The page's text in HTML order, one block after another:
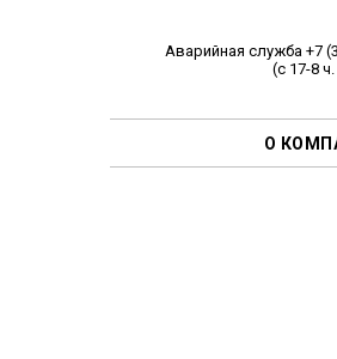
Аварийная служба +7
(с 17-8
О